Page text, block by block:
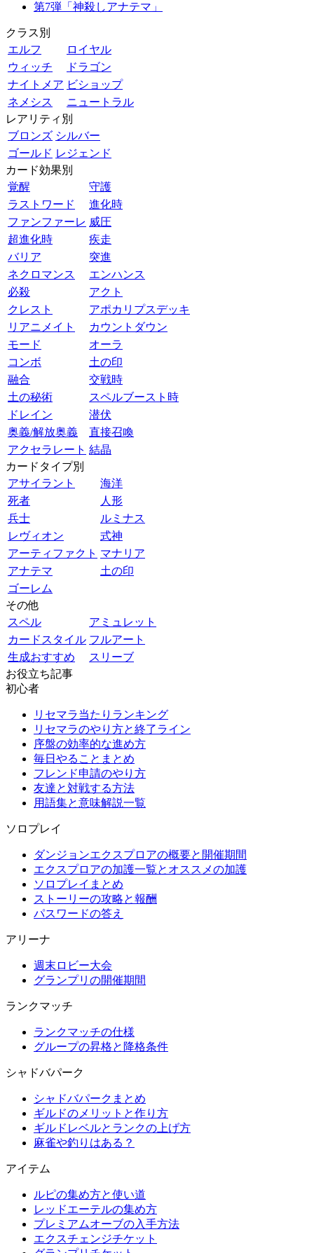
第7弾「神殺しアナテマ」
クラス別
エルフ
ロイヤル
ウィッチ
ドラゴン
ナイトメア ビショップ
ネメシス
ニュートラル
レアリティ別
ブロンズ シルバー
ゴールド レジェンド
カード効果別
覚醒
守護
ラストワード
進化時
ファンファーレ 威圧
超進化時
疾走
バリア
突進
ネクロマンス
エンハンス
必殺
アクト
クレスト
アポカリプスデッキ
リアニメイト
カウントダウン
モード
オーラ
コンボ
土の印
融合
交戦時
土の秘術
スペルブースト時
ドレイン
潜伏
奥義/解放奥義
直接召喚
アクセラレート 結晶
カードタイプ別
アサイラント
海洋
死者
人形
兵士
ルミナス
レヴィオン
式神
アーティファクト マナリア
アナテマ
土の印
ゴーレム
その他
スペル
アミュレット
カードスタイル フルアート
生成おすすめ
スリーブ
お役立ち記事
初心者
リセマラ当たりランキング
リセマラのやり方と終了ライン
序盤の効率的な進め方
毎日やることまとめ
フレンド申請のやり方
友達と対戦する方法
用語集と意味解説一覧
ソロプレイ
ダンジョンエクスプロアの概要と開催期間
エクスプロアの加護一覧とオススメの加護
ソロプレイまとめ
ストーリーの攻略と報酬
パスワードの答え
アリーナ
週末ロビー大会
グランプリの開催期間
ランクマッチ
ランクマッチの仕様
グループの昇格と降格条件
シャドバパーク
シャドバパークまとめ
ギルドのメリットと作り方
ギルドレベルとランクの上げ方
麻雀や釣りはある？
アイテム
ルピの集め方と使い道
レッドエーテルの集め方
プレミアムオーブの入手方法
エクスチェンジチケット